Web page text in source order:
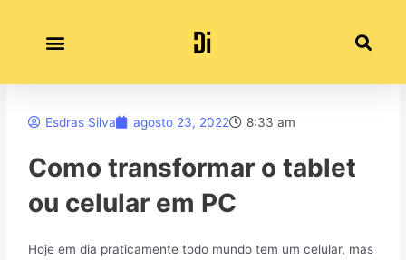
Esdras Silva agosto 23, 2022 8:33 am
Como transformar o tablet
ou celular em PC
Hoje em dia praticamente todo mundo tem um celular, mas